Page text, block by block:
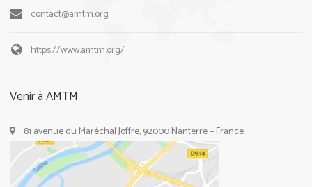
contact@amtm.org
https://www.amtm.org/
Venir à AMTM
81 avenue du Maréchal Joffre, 92000 Nanterre – France